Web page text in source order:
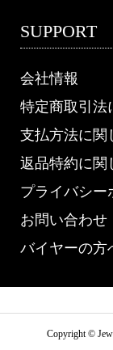
SUPPORT
会社情報
特定商取引法
支払方法に関
返品特約に関
プライバシー
お問い合わせ
バイヤーの方
Copyright ©